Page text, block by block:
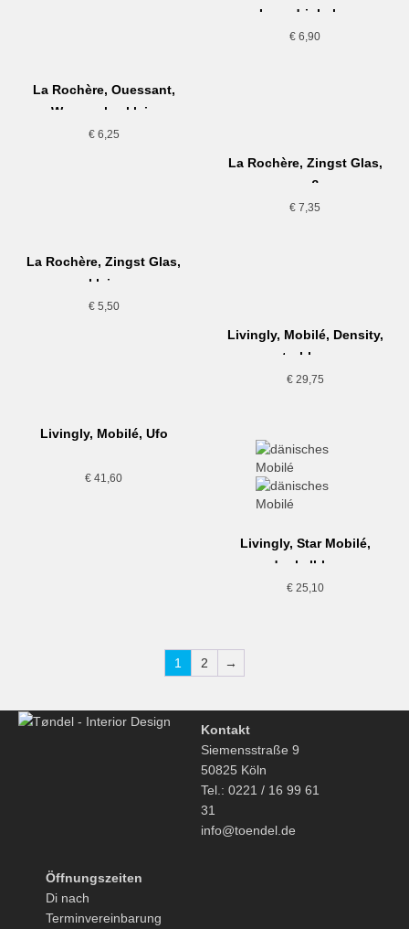
Longdrinkglas
€ 6,90
La Rochère, Ouessant,
Wasserglas klein
€6,25
La Rochère, Zingst Glas,
groß
€ 7,35
La Rochère, Zingst Glas,
klein
€5,50
Livingly, Mobilé, Density,
petrol-braun
€29,75
Livingly, Mobilé, Ufo
€ 41,60
Livingly, Star Mobilé,
dunkelblau
€25,10
1 2 →
Kontakt
Siemensstraße 9
50825 Köln
Tel.: 0221 / 16 99 61
31
info@toendel.de
Öffnungszeiten
Di nach
Terminvereinbarung